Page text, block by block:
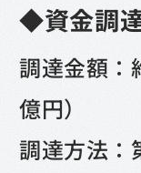
◆資金調
調達金額：
億円）
調達方法：